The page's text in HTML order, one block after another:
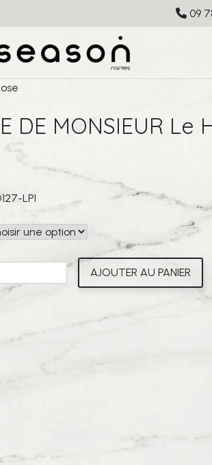
09
DE MONSIEUR
LPI
AJOUTER AU PANIER